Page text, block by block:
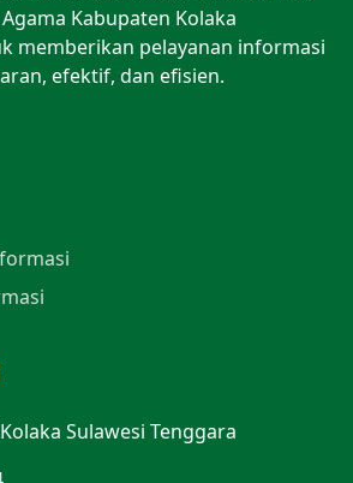
Kabupaten Kolaka
memberikan pelayanan informasi
efektif, dan efisien.
Sulawesi Tenggara